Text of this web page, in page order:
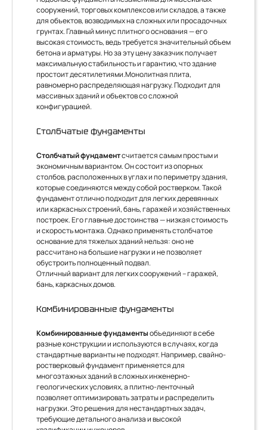
сооружений, торговых комплексов или складов, а также
для объектов, возводимых на сложных или просадочных
грунтах. Главный минус плитного основания — его
высокая стоимость, ведь требуется значительный объем
бетона и арматуры. Но за эту цену заказчик получает
максимальную стабильность и гарантию, что здание
простоит десятилетиями.Монолитная плита,
равномерно распределяющая нагрузку. Подходит для
массивных зданий и объектов со сложной
конфигурацией.
Столбчатые фундаменты
Столбчатый фундаментсчитается самым простым и
экономичным вариантом. Он состоит из опорных
столбов, расположенных в углах и по периметру здания,
которые соединяются между собой ростверком. Такой
фундамент отлично подходит для легких деревянных
или каркасных строений, бань, гаражей и хозяйственных
построек. Его главные достоинства — низкая стоимость
и скорость монтажа. Однако применять столбчатое
основание для тяжелых зданий нельзя: оно не
рассчитано на большие нагрузки и не позволяет
обустроить полноценный подвал.
Отличный вариант для легких сооружений – гаражей,
бань, каркасных домов.
Комбинированные фундаменты
Комбинированные фундаментыобъединяют в себе
разные конструкции и используются в случаях, когда
стандартные варианты не подходят. Например, свайно-
ростверковый фундамент применяется для
многоэтажных зданий в сложных инженерно-
геологических условиях, а плитно-ленточный
позволяет оптимизировать затраты и распределить
нагрузки. Это решения для нестандартных задач,
требующие детального анализа и высокой